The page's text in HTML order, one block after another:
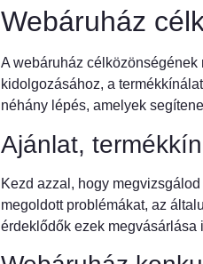
Webáruház
A webáruház
kidolgozásához, a
néhány lépés, amelyek
Ajánlat,
Kezd azzal, hogy
megoldott problémákat, az
érdeklődők ezek megvásárlása